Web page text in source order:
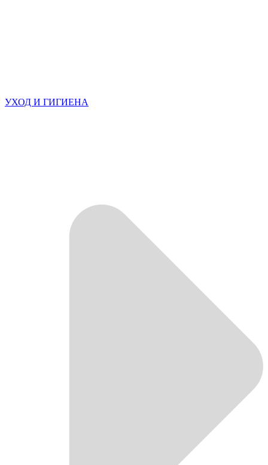
УХОД И ГИГИЕНА